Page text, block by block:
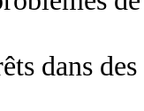
dans